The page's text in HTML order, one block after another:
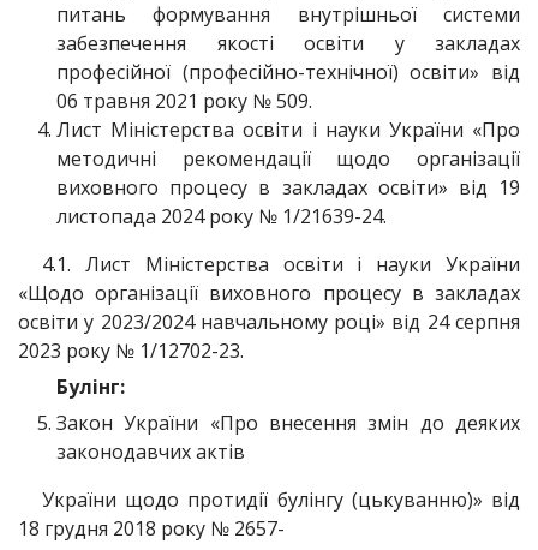
питань формування внутрішньої системи
забезпечення якості освіти у закладах
професійної (професійно-технічної) освіти» від
06 травня 2021 року № 509.
Лист Міністерства освіти і науки України «Про
методичні рекомендації щодо організації
виховного процесу в закладах освіти» від 19
листопада 2024 року № 1/21639-24.
4.1. Лист Міністерства освіти і науки України
«Щодо організації виховного процесу в закладах
освіти у 2023/2024 навчальному році» від 24 серпня
2023 року № 1/12702-23.
Булінг:
Закон України «Про внесення змін до деяких
законодавчих актів
України щодо протидії булінгу (цькуванню)» від
18 грудня 2018 року № 2657-